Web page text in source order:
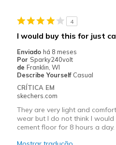
Width
Sizing
Feels true to
View On Shoes
4
I would buy this for just
Enviado há 8 meses
Por Sparky240volt
de Franklin, WI
Describe Yourself Casual
CRÍTICA EM
skechers.com
They are very light and
wear but I do not think I
cement floor for 8 hours a day.